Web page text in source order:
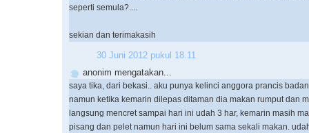
seperti semula?....
sekian dan terimakasih
30 Juni 2012 pukul 18.11
anonim mengatakan...
saya tika, dari bekasi.. aku punya kelinci anggora prancis
namun ketika kemarin dilepas ditaman dia makan rumput dan
langsung mencret sampai hari ini udah 3 har, kemarin masih
pisang dan pelet namun hari ini belum sama sekali makan.